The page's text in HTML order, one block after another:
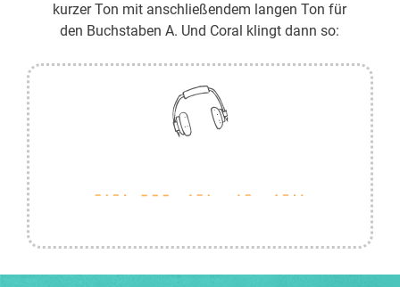
kurzer Ton mit anschließendem langen Ton für
den Buchstaben A. Und Coral klingt dann so: